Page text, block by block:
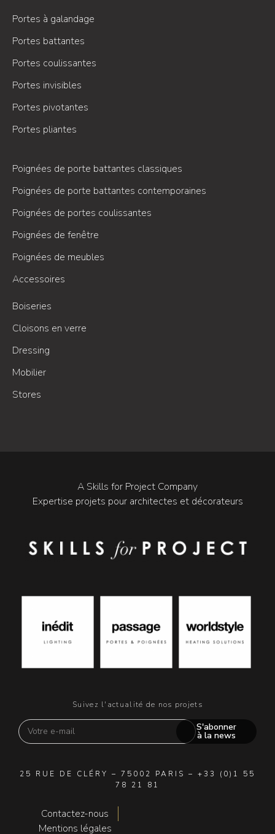
Portes à galandage
Portes battantes
Portes coulissantes
Portes invisibles
Portes pivotantes
Portes pliantes
Poignées de porte battantes classiques
Poignées de porte battantes contemporaines
Poignées de portes coulissantes
Poignées de fenêtre
Poignées de meubles
Accessoires
Boiseries
Cloisons en verre
Dressing
Mobilier
Stores
A Skills for Project Company
Expertise projets pour architectes et décorateurs
Suivez l'actualité de nos projets
S'abonner
à la news
25 RUE DE CLÉRY – 75002 PARIS – +33 (0)1 55
78 21 81
Contactez-nous
Mentions légales